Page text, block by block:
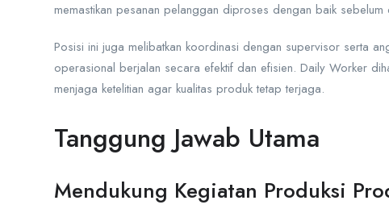
memastikan pesanan pelanggan diproses dengan baik sebelum
Posisi ini juga melibatkan koordinasi dengan supervisor serta
operasional berjalan secara efektif dan efisien. Daily Worker
menjaga ketelitian agar kualitas produk tetap terjaga.
Tanggung Jawab Utama
Mendukung Kegiatan Produksi